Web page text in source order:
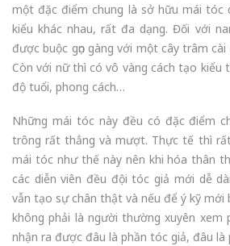
một đặc điểm chung là sở hữu mái tóc
kiểu khác nhau, rất đa dạng. Đối với
được buộc gọn gàng với một cây trâm
Còn với nữ thì có vô vàng cách tạo kiểu
độ tuổi, phong cách…
Những mái tóc này đều có đặc điểm
trông rất thẳng và mượt. Thực tế thì
mái tóc như thế này nên khi hóa thân
các diễn viên đều đội tóc giả mới dễ
vẫn tạo sự chân thật và nếu để ý kỹ mới
không phải là người thường xuyên xem
nhận ra được đâu là phần tóc giả, đâu